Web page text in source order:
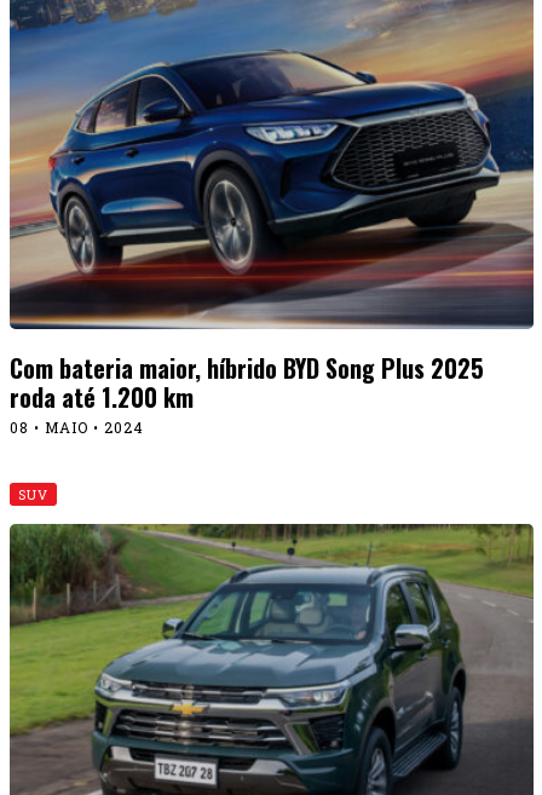
Com bateria maior, híbrido BYD Song Plus 2025
roda até 1.200 km
08 • MAIO • 2024
SUV